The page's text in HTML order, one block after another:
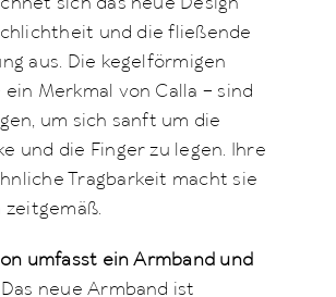
und die fließende
aus. Die kegelförmigen
Merkmal von Calla – sind
um sich sanft um die
und die Finger zu legen. Ihre
Tragbarkeit macht sie
umfasst ein Armband und
Das neue Armband ist